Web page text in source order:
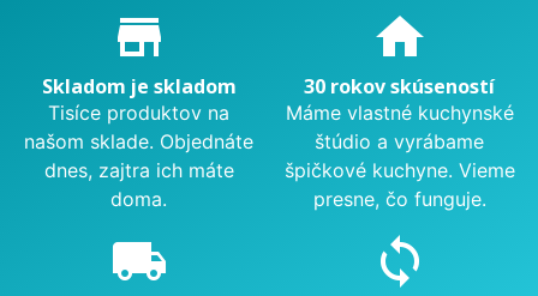
Proč nakupovat u nás?
store_mall_directory
Skladom je skladom
Tisíce produktov na
našom sklade. Objednáte
dnes, zajtra ich máte
doma.
home
30 rokov skúseností
Máme vlastné kuchynské
štúdio a vyrábame
špičkové kuchyne. Vieme
presne, čo funguje.
local_shipping sync